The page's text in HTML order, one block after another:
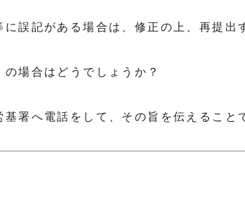
誤記がある場合は、修正の上、再提出
場合はどうでしょうか？
署へ電話をして、その旨を伝えること